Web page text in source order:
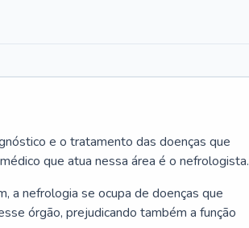
e o tratamento das doenças que
que atua nessa área é o nefrologista.
a nefrologia se ocupa de doenças que
órgão, prejudicando também a função